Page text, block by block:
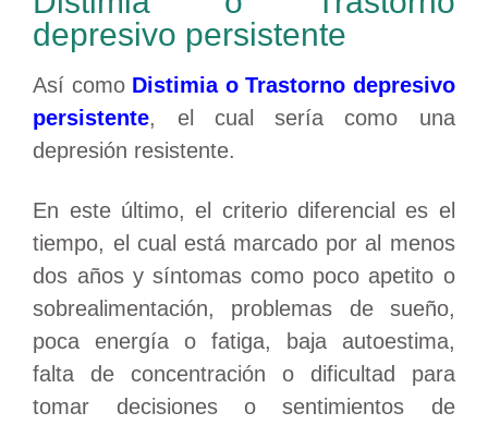
depresivo persistente
Así como Distimia o Trastorno depresivo
persistente, el cual sería como una
depresión resistente.
En este último, el criterio diferencial es el
tiempo, el cual está marcado por al menos
dos años y síntomas como poco apetito o
sobrealimentación, problemas de sueño,
poca energía o fatiga, baja autoestima,
falta de concentración o dificultad para
tomar decisiones o sentimientos de